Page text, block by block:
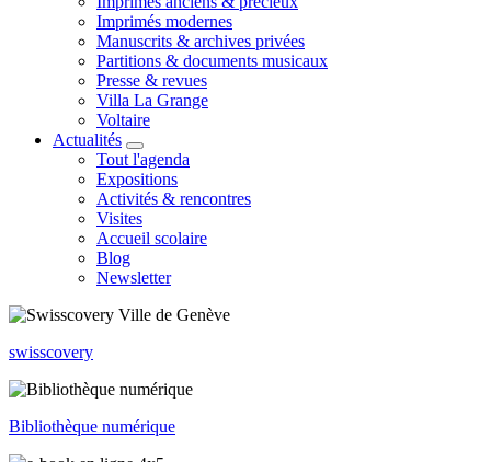
Imprimés modernes
Manuscrits & archives privées
Partitions & documents musicaux
Presse & revues
Villa La Grange
Voltaire
Actualités
Tout l'agenda
Expositions
Activités & rencontres
Visites
Accueil scolaire
Blog
Newsletter
swisscovery
Bibliothèque numérique